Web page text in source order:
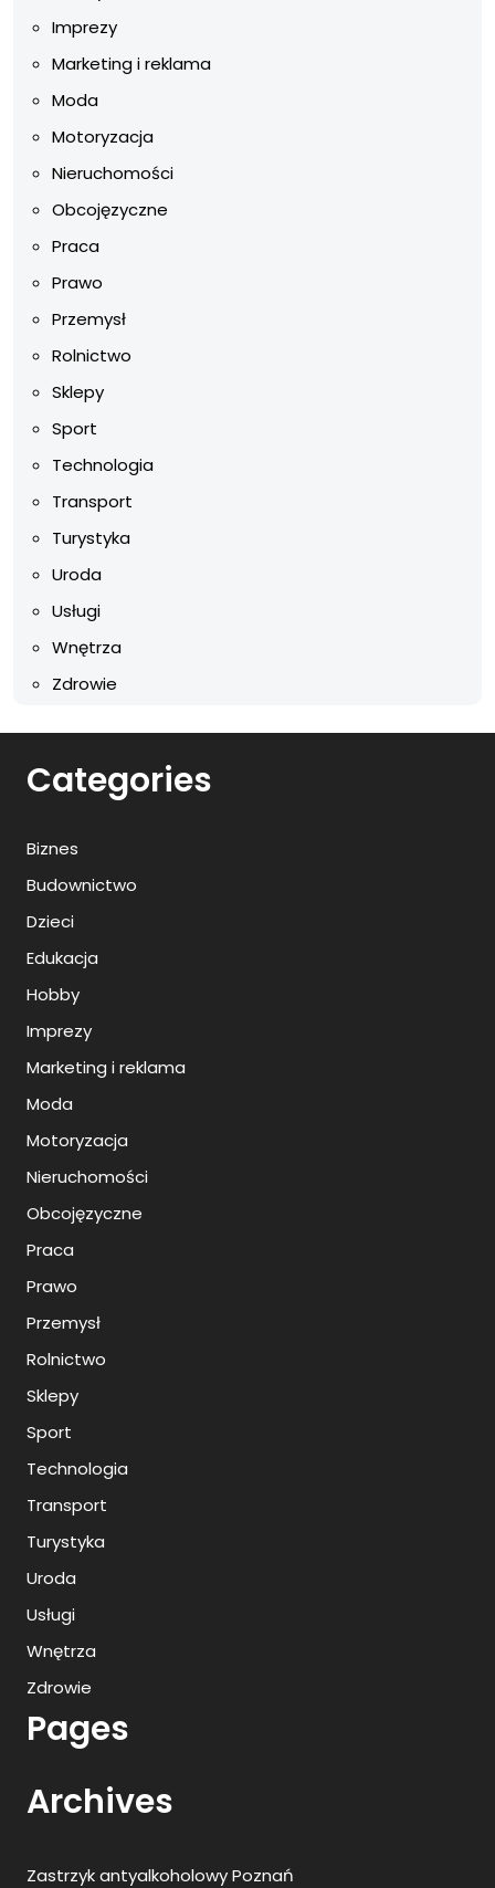
Imprezy
Marketing i reklama
Moda
Motoryzacja
Nieruchomości
Obcojęzyczne
Praca
Prawo
Przemysł
Rolnictwo
Sklepy
Sport
Technologia
Transport
Turystyka
Uroda
Usługi
Wnętrza
Zdrowie
Categories
Biznes
Budownictwo
Dzieci
Edukacja
Hobby
Imprezy
Marketing i reklama
Moda
Motoryzacja
Nieruchomości
Obcojęzyczne
Praca
Prawo
Przemysł
Rolnictwo
Sklepy
Sport
Technologia
Transport
Turystyka
Uroda
Usługi
Wnętrza
Zdrowie
Pages
Archives
Zastrzyk antyalkoholowy Poznań